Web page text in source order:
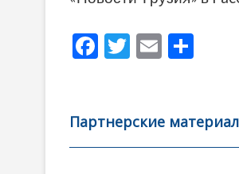
F
b
o
T
er
E
l
а
в
Партнерские